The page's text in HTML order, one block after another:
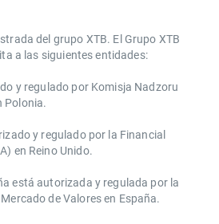
del grupo XTB. El Grupo XTB
a las siguientes entidades:
y regulado por Komisja Nadzoru
Polonia.
y regulado por la ​Financial
en ​​Reino Unido.
está autorizada y regulada por la
de Valores en España.